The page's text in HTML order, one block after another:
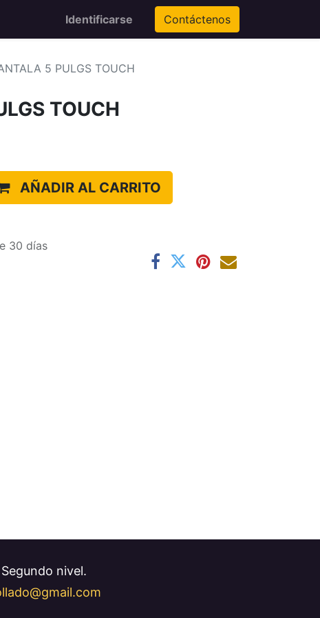
Identificarse Contáctenos
5 PULGS TOUCH
TOUCH
AÑADIR AL CARRITO
30 días
nivel.